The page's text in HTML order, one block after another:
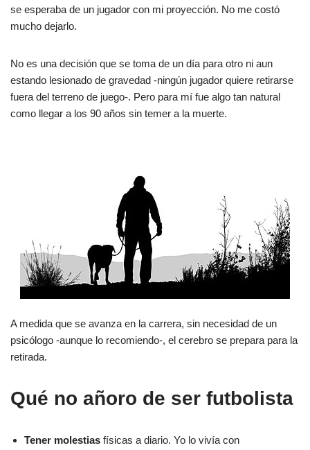
se esperaba de un jugador con mi proyección. No me costó
mucho dejarlo.
No es una decisión que se toma de un día para otro ni aun
estando lesionado de gravedad -ningún jugador quiere retirarse
fuera del terreno de juego-. Pero para mí fue algo tan natural
como llegar a los 90 años sin temer a la muerte.
A medida que se avanza en la carrera, sin necesidad de un
psicólogo -aunque lo recomiendo-, el cerebro se prepara para la
retirada.
Qué no añoro de ser futbolista
Tener molestias físicas a diario. Yo lo vivía con